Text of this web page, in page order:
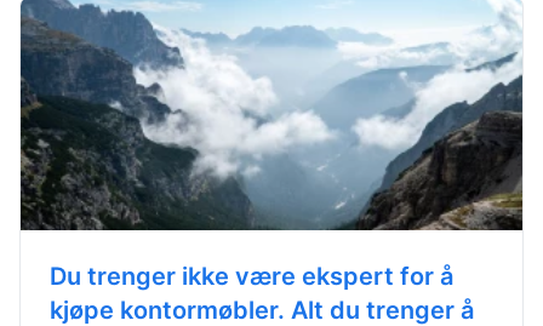
Du trenger ikke være ekspert for å
kjøpe kontormøbler. Alt du trenger å